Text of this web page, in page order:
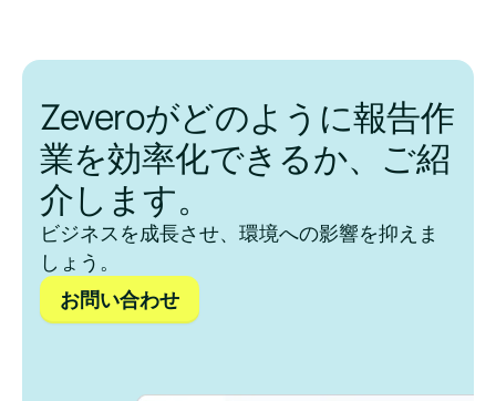
Zeveroがどのように報告作
業を効率化できるか、ご紹
介します。
ビジネスを成長させ、環境への影響を抑えま
しょう。
お問い合わせ